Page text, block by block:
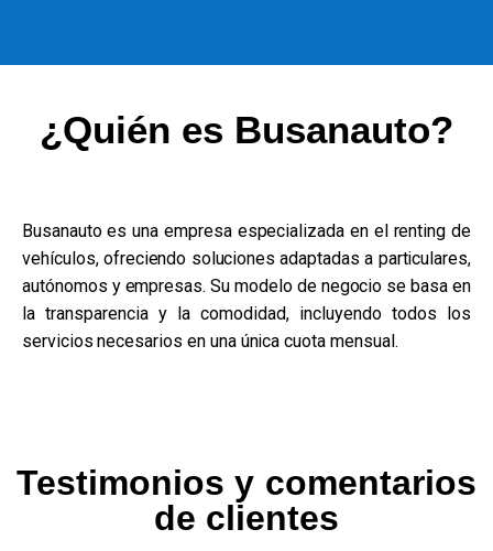
¿Quién es Busanauto?
Busanauto es una empresa especializada en el renting de
vehículos, ofreciendo soluciones adaptadas a particulares,
autónomos y empresas. Su modelo de negocio se basa en
la transparencia y la comodidad, incluyendo todos los
servicios necesarios en una única cuota mensual.
Testimonios y comentarios
de clientes